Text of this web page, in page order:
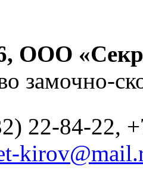
ООО
замочно-
22-84-22,